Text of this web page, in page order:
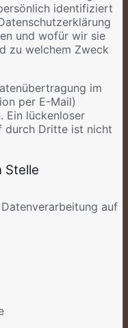
identifiziert
und wofür wir sie
zu welchem Zweck
im
per E-Mail)
Ein lückenloser
durch Dritte ist nicht
Stelle
auf